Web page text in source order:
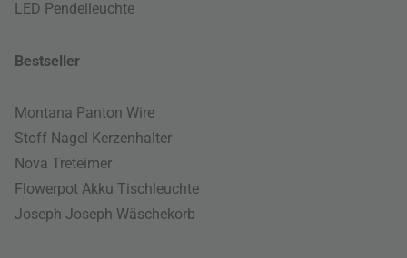
LED Pendelleuchte
Bestseller
Montana Panton Wire
Stoff Nagel Kerzenhalter
Nova Treteimer
Flowerpot Akku Tischleuchte
Joseph Joseph Wäschekorb